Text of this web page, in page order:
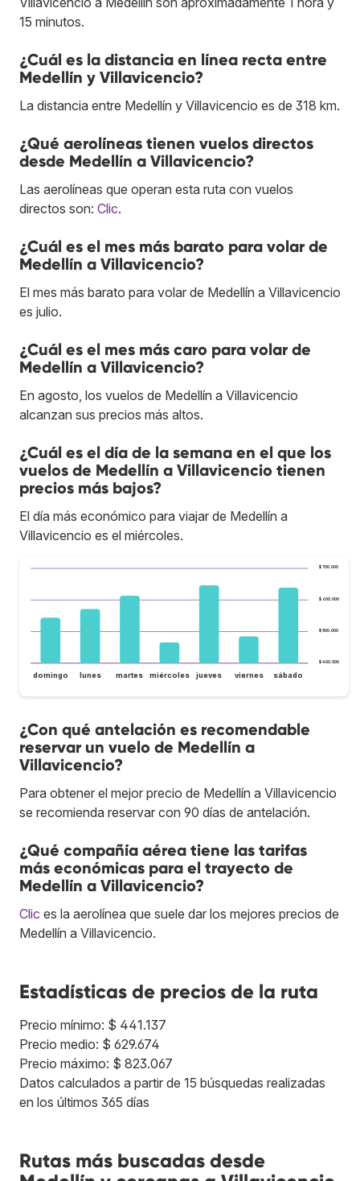
15 minutos.
¿Cuál es la distancia en línea recta entre
Medellín y Villavicencio?
La distancia entre Medellín y Villavicencio es de 318 km.
¿Qué aerolíneas tienen vuelos directos
desde Medellín a Villavicencio?
Las aerolíneas que operan esta ruta con vuelos
directos son: Clic.
¿Cuál es el mes más barato para volar de
Medellín a Villavicencio?
El mes más barato para volar de Medellín a Villavicencio
es julio.
¿Cuál es el mes más caro para volar de
Medellín a Villavicencio?
En agosto, los vuelos de Medellín a Villavicencio
alcanzan sus precios más altos.
¿Cuál es el día de la semana en el que los
vuelos de Medellín a Villavicencio tienen
precios más bajos?
El día más económico para viajar de Medellín a
Villavicencio es el miércoles.
$ 400.000
$ 500.000
$ 600.000
$ 700.000
domingo lunes martes miércoles jueves viernes sábado
¿Con qué antelación es recomendable
reservar un vuelo de Medellín a
Villavicencio?
Para obtener el mejor precio de Medellín a Villavicencio
se recomienda reservar con 90 días de antelación.
¿Qué compañía aérea tiene las tarifas
más económicas para el trayecto de
Medellín a Villavicencio?
Clic es la aerolínea que suele dar los mejores precios de
Medellín a Villavicencio.
Estadísticas de precios de la ruta
Precio mínimo: $ 441.137
Precio medio: $ 629.674
Precio máximo: $ 823.067
Datos calculados a partir de 15 búsquedas realizadas
en los últimos 365 días
Rutas más buscadas desde